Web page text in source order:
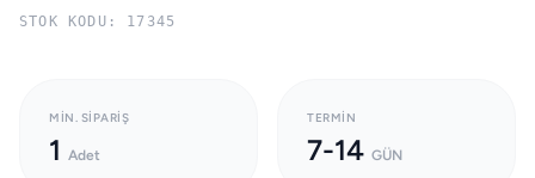
STOK KODU: 17345
MIN. SIPARIŞ
1 Adet
TERMIN
7-14 GÜN